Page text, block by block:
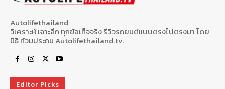
Autolifethailand
วิเคราะห์ เจาะลึก ทุกข้อเท็จจริง รีวิวรถยนต์แบบตรงไปตรงมา โดย
นิธิ ท้วมประถม Autolifethailand.tv.
Editor Picks